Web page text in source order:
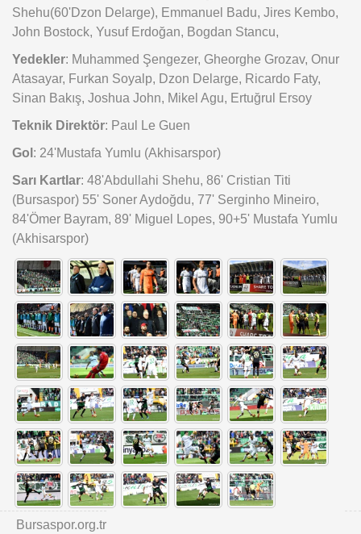
Shehu(60'Dzon Delarge), Emmanuel Badu, Jires Kembo,
John Bostock, Yusuf Erdoğan, Bogdan Stancu,
Yedekler: Muhammed Şengezer, Gheorghe Grozav, Onur
Atasayar, Furkan Soyalp, Dzon Delarge, Ricardo Faty,
Sinan Bakış, Joshua John, Mikel Agu, Ertuğrul Ersoy
Teknik Direktör: Paul Le Guen
Gol: 24'Mustafa Yumlu (Akhisarspor)
Sarı Kartlar: 48'Abdullahi Shehu, 86' Cristian Titi
(Bursaspor) 55' Soner Aydoğdu, 77' Serginho Mineiro,
84'Ömer Bayram, 89' Miguel Lopes, 90+5' Mustafa Yumlu
(Akhisarspor)
Bursaspor.org.tr